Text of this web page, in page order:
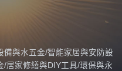
備與水五金/智能家居與安防設
/居家修繕與DIY工具/環保與永